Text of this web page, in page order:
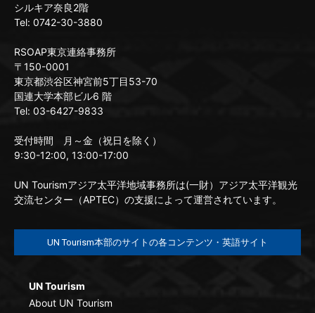
シルキア奈良2階
Tel: 0742-30-3880
RSOAP東京連絡事務所
〒150-0001
東京都渋谷区神宮前5丁目53-70
国連大学本部ビル6 階
Tel: 03-6427-9833
受付時間 月～金（祝日を除く）
9:30-12:00, 13:00-17:00
UN Tourismアジア太平洋地域事務所は(一財）アジア太平洋観光
交流センター（APTEC）の支援によって運営されています。
UN Tourism本部のサイトの各コンテンツ・英語サイト
UN Tourism
About UN Tourism